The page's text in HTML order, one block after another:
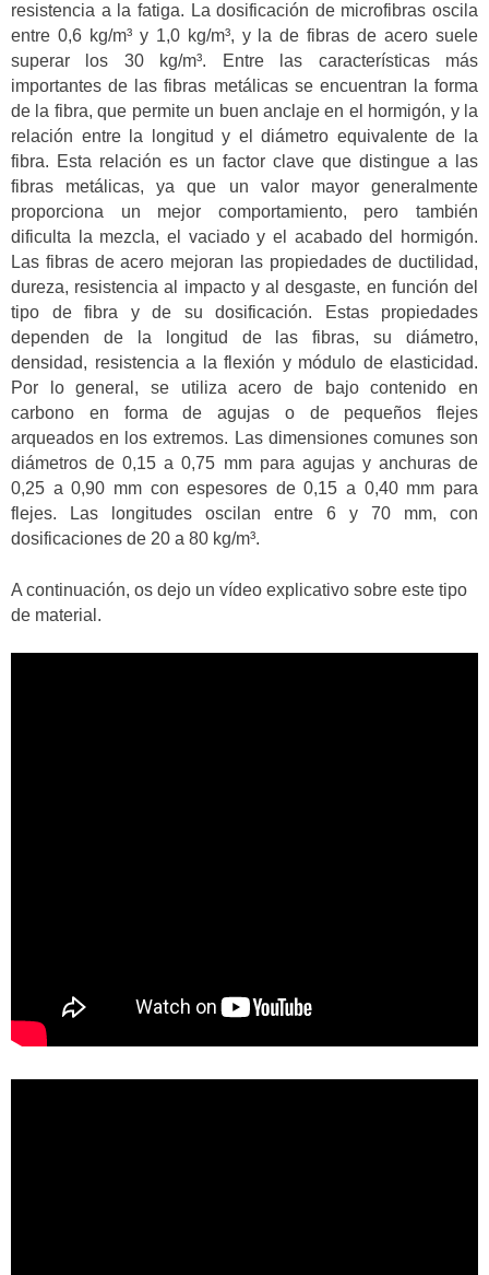
resistencia a la fatiga. La dosificación de microfibras oscila
entre 0,6 kg/m³ y 1,0 kg/m³, y la de fibras de acero suele
superar los 30 kg/m³. Entre las características más
importantes de las fibras metálicas se encuentran la forma
de la fibra, que permite un buen anclaje en el hormigón, y la
relación entre la longitud y el diámetro equivalente de la
fibra. Esta relación es un factor clave que distingue a las
fibras metálicas, ya que un valor mayor generalmente
proporciona un mejor comportamiento, pero también
dificulta la mezcla, el vaciado y el acabado del hormigón.
Las fibras de acero mejoran las propiedades de ductilidad,
dureza, resistencia al impacto y al desgaste, en función del
tipo de fibra y de su dosificación. Estas propiedades
dependen de la longitud de las fibras, su diámetro,
densidad, resistencia a la flexión y módulo de elasticidad.
Por lo general, se utiliza acero de bajo contenido en
carbono en forma de agujas o de pequeños flejes
arqueados en los extremos. Las dimensiones comunes son
diámetros de 0,15 a 0,75 mm para agujas y anchuras de
0,25 a 0,90 mm con espesores de 0,15 a 0,40 mm para
flejes. Las longitudes oscilan entre 6 y 70 mm, con
dosificaciones de 20 a 80 kg/m³.
A continuación, os dejo un vídeo explicativo sobre este tipo
de material.